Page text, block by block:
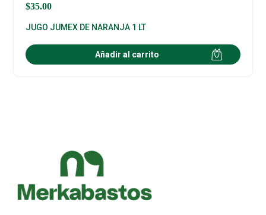
$35.00
JUGO JUMEX DE NARANJA 1 LT
Añadir al carrito